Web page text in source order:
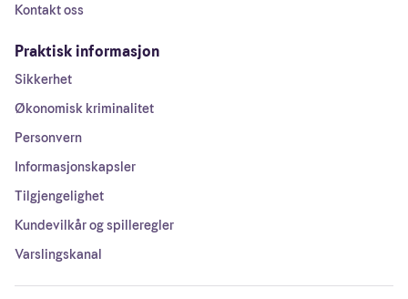
Kontakt oss
Praktisk informasjon
Sikkerhet
Økonomisk kriminalitet
Personvern
Informasjonskapsler
Tilgjengelighet
Kundevilkår og spilleregler
Varslingskanal